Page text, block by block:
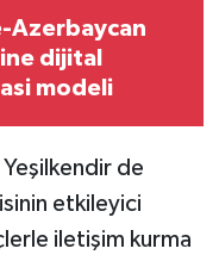
Azerbaycan
dijital
modeli
Yeşilkendir de
etkileyici
iletişim kurma